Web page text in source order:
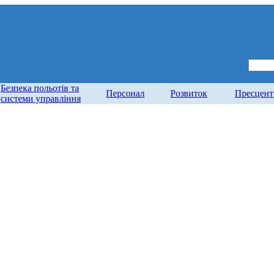
Безпека польотів та
системи управління
Персонал Розвиток